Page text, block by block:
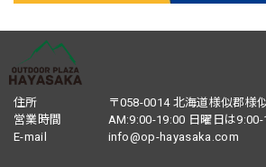
住所
〒058-0014 北海道様似郡様
営業時間
AM:9:00-19:00 日曜日は9:00-
E-mail
info@op-hayasaka.com